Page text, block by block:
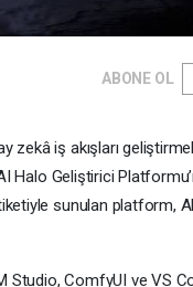
ABONE OL
zekâ iş akışları
Halo Geliştirici
sunulan platform,
Studio, ComfyUI ve VS